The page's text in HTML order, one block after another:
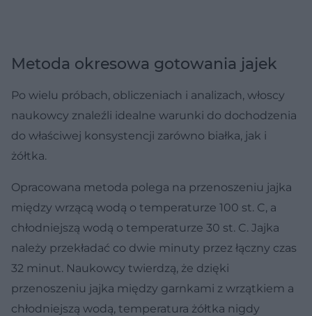
Metoda okresowa gotowania jajek
Po wielu próbach, obliczeniach i analizach, włoscy
naukowcy znaleźli idealne warunki do dochodzenia
do właściwej konsystencji zarówno białka, jak i
żółtka.
Opracowana metoda polega na przenoszeniu jajka
między wrzącą wodą o temperaturze 100 st. C, a
chłodniejszą wodą o temperaturze 30 st. C. Jajka
należy przekładać co dwie minuty przez łączny czas
32 minut. Naukowcy twierdzą, że dzięki
przenoszeniu jajka między garnkami z wrzątkiem a
chłodniejszą wodą, temperatura żółtka nigdy